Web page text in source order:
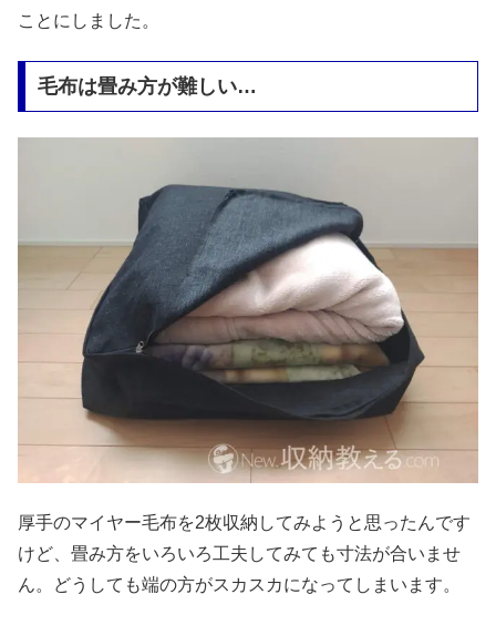
ことにしました。
毛布は畳み方が難しい…
厚手のマイヤー毛布を2枚収納してみようと思ったんです
けど、畳み方をいろいろ工夫してみても寸法が合いませ
ん。どうしても端の方がスカスカになってしまいます。